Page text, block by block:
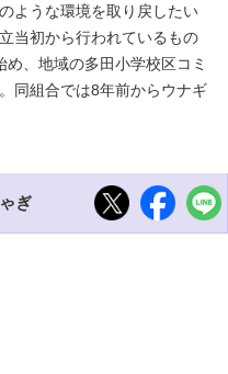
ような環境を取り戻したい
当初から行われているもの
、地域の多田小学校区コミ
同組合では8年前からウナギ
ぎ